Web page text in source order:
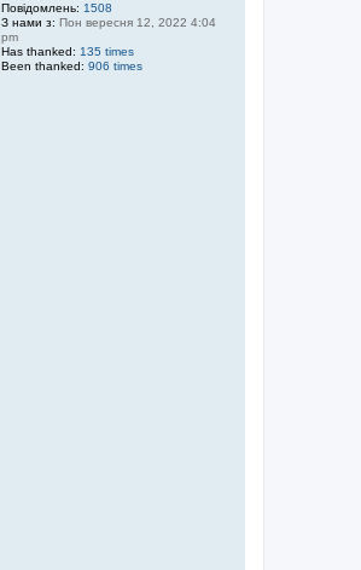
Повідомлень: 1508
З нами з: Пон вересня 12, 2022 4:04
pm
Has thanked: 135 times
Been thanked: 906 times